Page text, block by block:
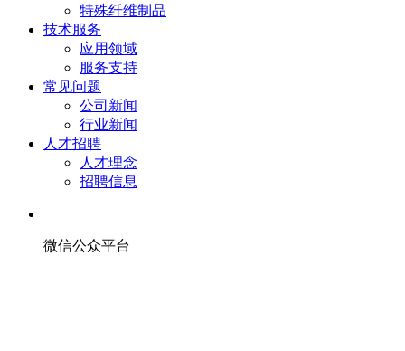
特殊纤维制品
技术服务
应用领域
服务支持
常见问题
公司新闻
行业新闻
人才招聘
人才理念
招聘信息
微信公众平台